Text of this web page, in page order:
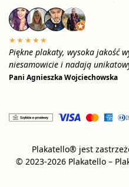
★★★★★
Piękne plakaty, wysoka jakość
niesamowicie i nadają
Pani Agnieszka Wojciechowska
Plakatello® jest
© 2023-2026 Plakatello –